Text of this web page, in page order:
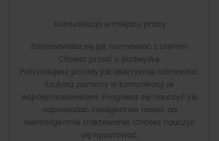
Komunikacja w miejscu pracy
Zastanawiasz się jak rozmawiać z szefem.
Chcesz prosić o podwyżkę.
Potrzebujesz porady jak asertywnie odmawiać.
Szukasz pomocy w komunikacji ze
współpracownikami. Pragniesz się nauczyć jak
odpowiadać inteligentnie nawet na
nieinteligentne traktowanie. Chcesz nauczyć
się ripostować.